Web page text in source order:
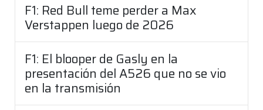
F1: Red Bull teme perder a Max
Verstappen luego de 2026
F1: El blooper de Gasly en la
presentación del A526 que no se vio
en la transmisión